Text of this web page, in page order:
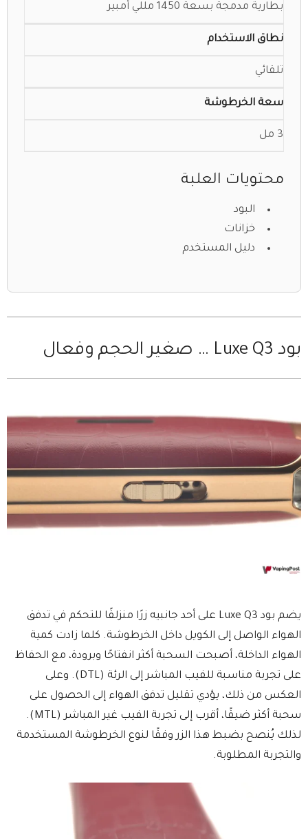
بطارية مدمجة بسعة 1450 مللي أمبير
نطاق الاستخدام
تلقائي
سعة الخرطوشة
3 مل
محتويات العلبة
البود
خزانات
دليل المستخدم
بود Luxe Q3 … صغير الحجم وفعال
يضم بود Luxe Q3 على أحد جانبيه زرًا منزلقًا للتحكم في تدفق
الهواء الواصل إلى الكويل داخل الخرطوشة. كلما زادت كمية
الهواء الداخلة، أصبحت السحبة أكثر انفتاحًا وبرودة، مع الحفاظ
على تجربة مناسبة للفيب المباشر إلى الرئة (DTL). وعلى
العكس من ذلك، يؤدي تقليل تدفق الهواء إلى الحصول على
سحبة أكثر ضيقًا، أقرب إلى تجربة الفيب غير المباشر (MTL).
لذلك يُنصح بضبط هذا الزر وفقًا لنوع الخرطوشة المستخدمة
والتجربة المطلوبة.